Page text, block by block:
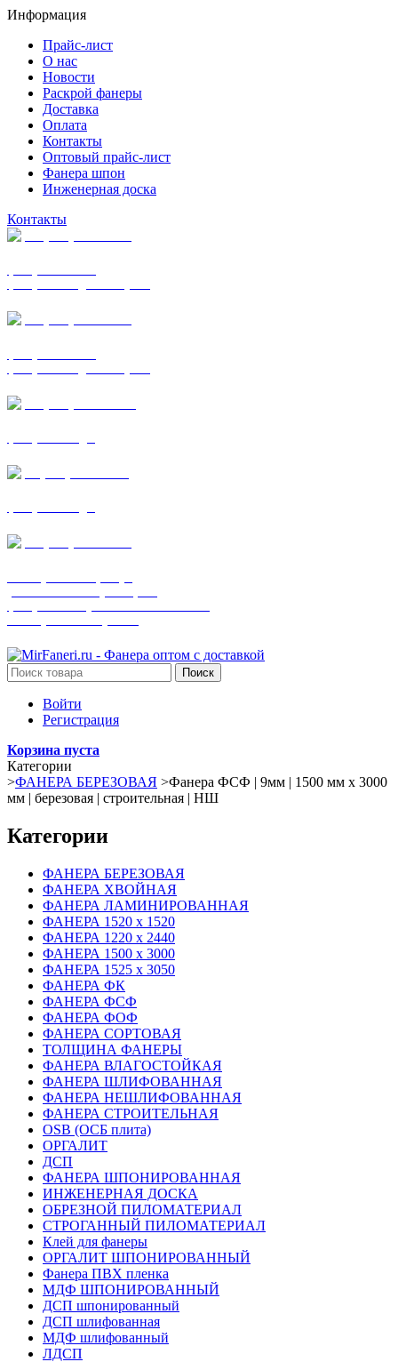
Информация
Прайс-лист
О нас
Новости
Раскрой фанеры
Доставка
Оплата
Контакты
Оптовый прайс-лист
Фанера шпон
Инженерная доска
Контакты
Поиск
Войти
Регистрация
Корзина пуста
Категории
>ФАНЕРА БЕРЕЗОВАЯ >Фанера ФСФ | 9мм | 1500 мм х 3000
мм | березовая | строительная | НШ
Категории
ФАНЕРА БЕРЕЗОВАЯ
ФАНЕРА ХВОЙНАЯ
ФАНЕРА ЛАМИНИРОВАННАЯ
ФАНЕРА 1520 х 1520
ФАНЕРА 1220 х 2440
ФАНЕРА 1500 х 3000
ФАНЕРА 1525 х 3050
ФАНЕРА ФК
ФАНЕРА ФСФ
ФАНЕРА ФОФ
ФАНЕРА СОРТОВАЯ
ТОЛЩИНА ФАНЕРЫ
ФАНЕРА ВЛАГОСТОЙКАЯ
ФАНЕРА ШЛИФОВАННАЯ
ФАНЕРА НЕШЛИФОВАННАЯ
ФАНЕРА СТРОИТЕЛЬНАЯ
OSB (ОСБ плита)
ОРГАЛИТ
ДСП
ФАНЕРА ШПОНИРОВАННАЯ
ИНЖЕНЕРНАЯ ДОСКА
ОБРЕЗНОЙ ПИЛОМАТЕРИАЛ
СТРОГАННЫЙ ПИЛОМАТЕРИАЛ
Клей для фанеры
ОРГАЛИТ ШПОНИРОВАННЫЙ
Фанера ПВХ пленка
МДФ ШПОНИРОВАННЫЙ
ДСП шпонированный
ДСП шлифованная
МДФ шлифованный
ЛДСП